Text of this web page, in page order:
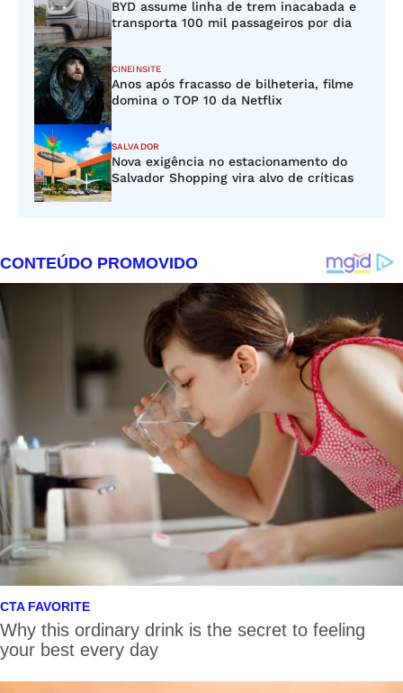
BYD assume linha de trem inacabada e
transporta 100 mil passageiros por dia
CINEINSITE
Anos após fracasso de bilheteria, filme
domina o TOP 10 da Netflix
SALVADOR
Nova exigência no estacionamento do
Salvador Shopping vira alvo de críticas